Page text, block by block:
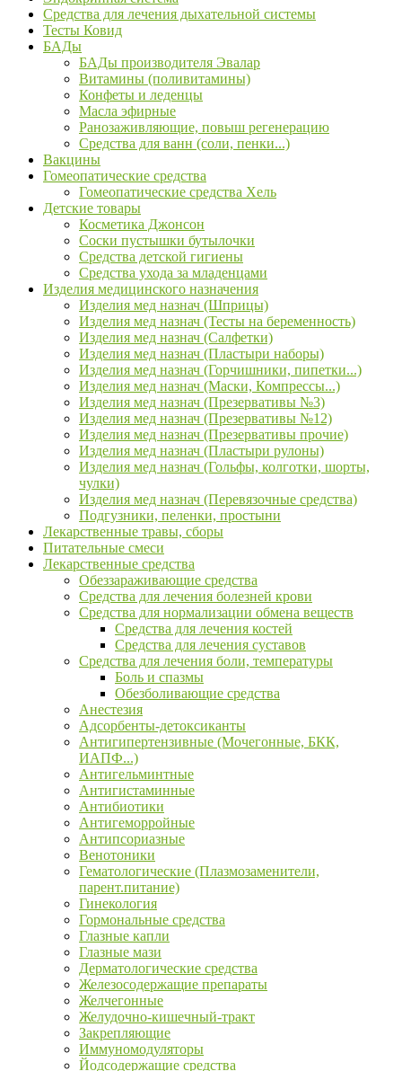
Средства для лечения дыхательной системы
Тесты Ковид
БАДы
БАДы производителя Эвалар
Витамины (поливитамины)
Конфеты и леденцы
Масла эфирные
Ранозаживляющие, повыш регенерацию
Средства для ванн (соли, пенки...)
Вакцины
Гомеопатические средства
Гомеопатические средства Хель
Детские товары
Косметика Джонсон
Соски пустышки бутылочки
Средства детской гигиены
Средства ухода за младенцами
Изделия медицинского назначения
Изделия мед назнач (Шприцы)
Изделия мед назнач (Тесты на беременность)
Изделия мед назнач (Салфетки)
Изделия мед назнач (Пластыри наборы)
Изделия мед назнач (Горчишники, пипетки...)
Изделия мед назнач (Маски, Компрессы...)
Изделия мед назнач (Презервативы №3)
Изделия мед назнач (Презервативы №12)
Изделия мед назнач (Презервативы прочие)
Изделия мед назнач (Пластыри рулоны)
Изделия мед назнач (Гольфы, колготки, шорты,
чулки)
Изделия мед назнач (Перевязочные средства)
Подгузники, пеленки, простыни
Лекарственные травы, сборы
Питательные смеси
Лекарственные средства
Обеззараживающие средства
Средства для лечения болезней крови
Средства для нормализации обмена веществ
Средства для лечения костей
Средства для лечения суставов
Средства для лечения боли, температуры
Боль и спазмы
Обезболивающие средства
Анестезия
Адсорбенты-детоксиканты
Антигипертензивные (Мочегонные, БКК,
ИАПФ...)
Антигельминтные
Антигистаминные
Антибиотики
Антигеморройные
Антипсориазные
Венотоники
Гематологические (Плазмозаменители,
парент.питание)
Гинекология
Гормональные средства
Глазные капли
Глазные мази
Дерматологические средства
Железосодержащие препараты
Желчегонные
Желудочно-кишечный-тракт
Закрепляющие
Иммуномодуляторы
Йодсодержащие средства